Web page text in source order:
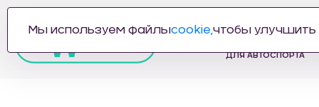
ПРОИЗВОДИТЕЛЬ
ДЛЯ АВТОСПОРТА
Мы используем файлыcookie, чтобы улучшить